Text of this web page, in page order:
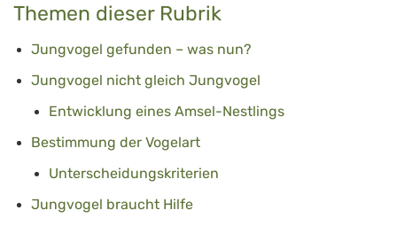
Themen dieser Rubrik
Jungvogel gefunden – was nun?
Jungvogel nicht gleich Jungvogel
Entwicklung eines Amsel-Nestlings
Bestimmung der Vogelart
Unterscheidungskriterien
Jungvogel braucht Hilfe